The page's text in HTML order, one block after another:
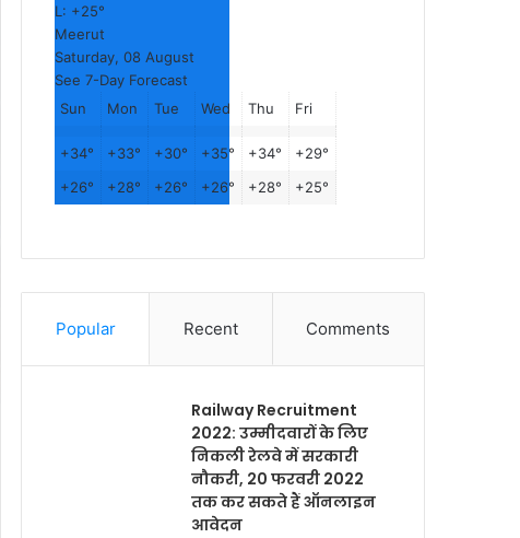
L: +25°
Meerut
Saturday, 08 August
See 7-Day Forecast
Sun
Mon Tue Wed Thu Fri
+34° +33° +30° +35° +34° +29°
+26° +28° +26° +26° +28° +25°
Popular Recent Comments
Railway Recruitment
2022: उम्मीदवारों के लिए
निकली रेलवे में सरकारी
नौकरी, 20 फरवरी 2022
तक कर सकते हैं ऑनलाइन
आवेदन